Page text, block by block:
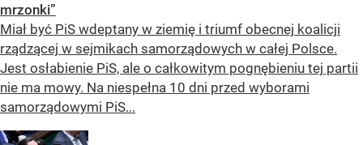
mrzonki”
Miał być PiS wdeptany w ziemię i triumf obecnej koalicji
rządzącej w sejmikach samorządowych w całej Polsce.
Jest osłabienie PiS, ale o całkowitym pognębieniu tej partii
nie ma mowy. Na niespełna 10 dni przed wyborami
samorządowymi PiS...